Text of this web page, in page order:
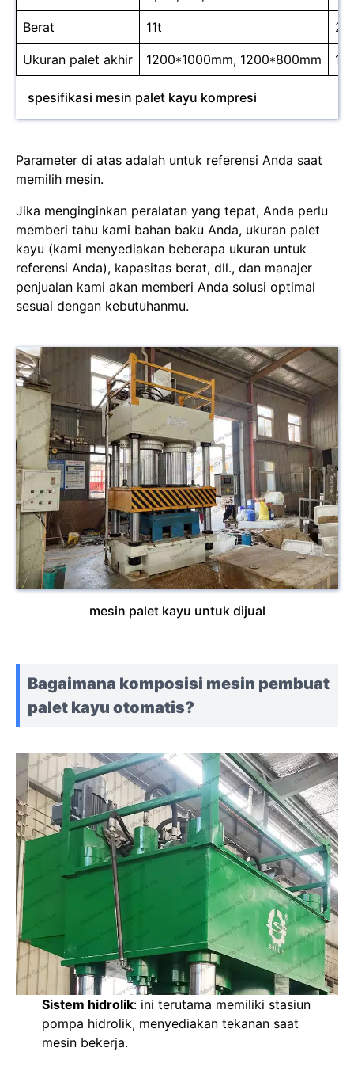
Berat 11t 21t
Ukuran palet akhir 1200*1000mm, 1200*800mm
spesifikasi mesin palet kayu kompresi
Parameter di atas adalah untuk referensi Anda saat
memilih mesin.
Jika menginginkan peralatan yang tepat, Anda perlu
memberi tahu kami bahan baku Anda, ukuran palet
kayu (kami menyediakan beberapa ukuran untuk
referensi Anda), kapasitas berat, dll., dan manajer
penjualan kami akan memberi Anda solusi optimal
sesuai dengan kebutuhanmu.
mesin palet kayu untuk dijual
Bagaimana komposisi mesin pembuat
palet kayu otomatis?
Sistem hidrolik: ini terutama memiliki stasiun
pompa hidrolik, menyediakan tekanan saat
mesin bekerja.